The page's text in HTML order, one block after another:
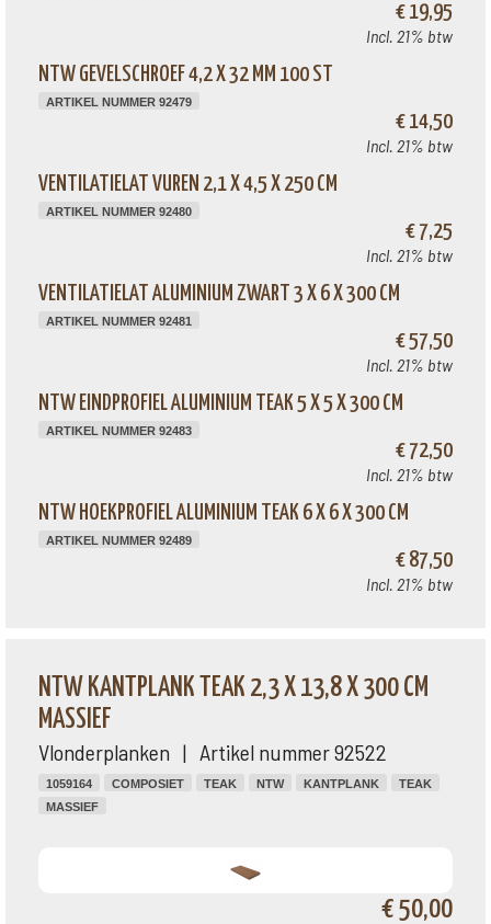
€ 19,95
Incl. 21% btw
NTW GEVELSCHROEF 4,2 X 32 MM 100 ST
ARTIKEL NUMMER 92479
€ 14,50
Incl. 21% btw
VENTILATIELAT VUREN 2,1 X 4,5 X 250 CM
ARTIKEL NUMMER 92480
€ 7,25
Incl. 21% btw
VENTILATIELAT ALUMINIUM ZWART 3 X 6 X 300 CM
ARTIKEL NUMMER 92481
€ 57,50
Incl. 21% btw
NTW EINDPROFIEL ALUMINIUM TEAK 5 X 5 X 300 CM
ARTIKEL NUMMER 92483
€ 72,50
Incl. 21% btw
NTW HOEKPROFIEL ALUMINIUM TEAK 6 X 6 X 300 CM
ARTIKEL NUMMER 92489
€ 87,50
Incl. 21% btw
NTW KANTPLANK TEAK 2,3 X 13,8 X 300 CM
MASSIEF
Vlonderplanken | Artikel nummer 92522
1059164 COMPOSIET TEAK NTW KANTPLANK
TEAK
MASSIEF
€ 50,00